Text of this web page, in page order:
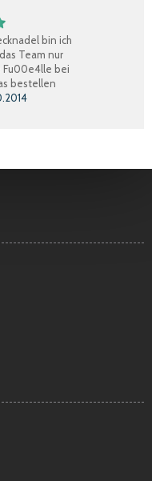
bin ich
Team nur
Fu00e4lle bei
bestellen